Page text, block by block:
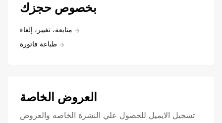
بخصوص حجزك
متابعة، تغيير، إلغاء
طباعة فاتورة
العروض الخاصة
تسجيل الايميل للحصول علي النشرة الخاصه والعروض